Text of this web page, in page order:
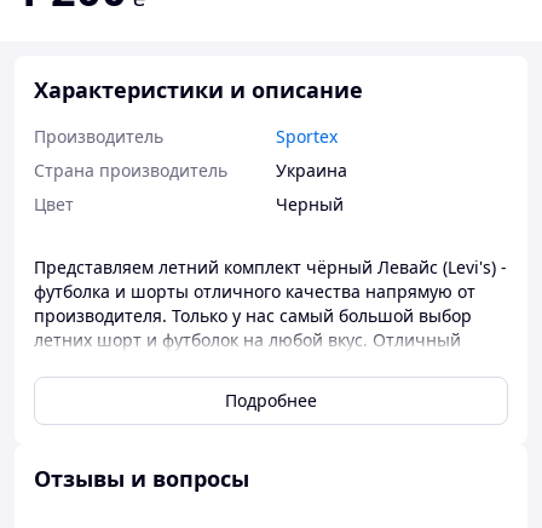
Характеристики и описание
Производитель
Sportex
Страна производитель
Украина
Цвет
Черный
Представляем летний комплект чёрный Левайс (Levi's) -
футболка и шорты отличного качества напрямую от
производителя. Только у нас самый большой выбор
летних шорт и футболок на любой вкус. Отличный
размеры. Выбирайте понравившуюся вещь и
оформляйте заказ прямо сейчас!
Высочайшее качество.
Подробнее
Отзывы и вопросы